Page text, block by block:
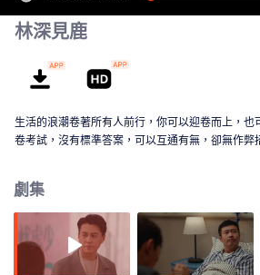
林深見鹿
生活的浪潮卷著所有人前行，你可以迎卷而上，也
卷考試，沒有標準答案，可以互通有無，卻無作弊
自己向行業發起改革進攻的時候，自己的家庭也走
因，簡艾不曾向任何一人解釋。她本想著離開北京
經驗被劉映霞臨危受命聘入了VG中國助她解決優
夫林紹濤竟然也殺回了VG成為了運營部總監。種
婚的各路親友，更是絞盡腦汁使出各種招數想讓
劇集